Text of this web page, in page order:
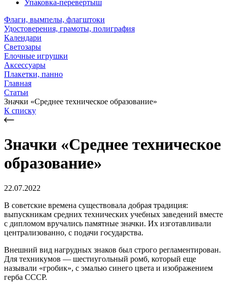
Упаковка-перевертыш
Флаги, вымпелы, флагштоки
Удостоверения, грамоты, полиграфия
Календари
Светозары
Елочные игрушки
Аксессуары
Плакетки, панно
Главная
Статьи
Значки «Среднее техническое образование»
К списку
Значки «Среднее техническое
образование»
22.07.2022
В советские времена существовала добрая традиция:
выпускникам средних технических учебных заведений вместе
с дипломом вручались памятные значки. Их изготавливали
централизованно, с подачи государства.
Внешний вид нагрудных знаков был строго регламентирован.
Для техникумов — шестиугольный ромб, который еще
называли «гробик», с эмалью синего цвета и изображением
герба СССР.